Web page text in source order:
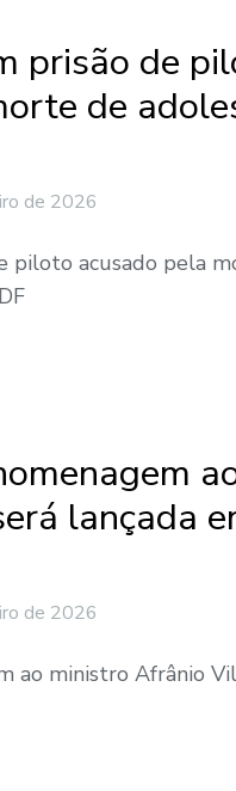
prisão de
de
de 2026
piloto acusado pela
lançada
de 2026
ao ministro Afrânio